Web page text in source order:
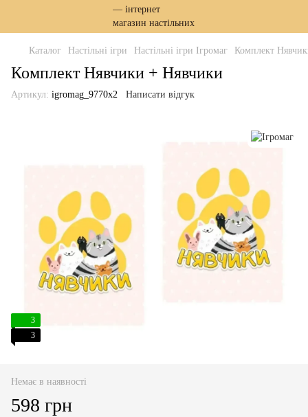
Каталог Настільні ігри Настільні ігри Ігромаг Комплект
Комплект Нявчики + Нявчики
Артикул: igromag_9770x2 Написати відгук
3
3
Немає в наявності
598 грн